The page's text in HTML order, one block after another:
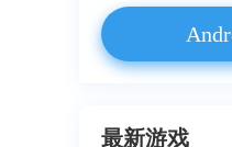
最新游戏